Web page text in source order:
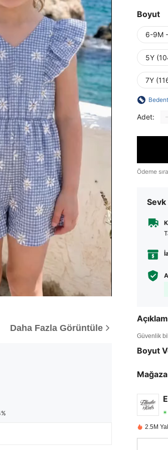
Daha Fazla Görüntüle
Boyut
6-9M
5Y
7Y
Adet:
Ödeme
Güvenlik
Boyut
2.5M